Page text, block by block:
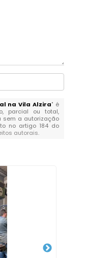
na Vila Alzira" é
parcial ou total,
sem a autorização
no artigo 184 do
autorais.